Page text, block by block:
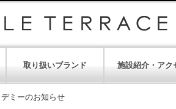
取り扱いブランド 施設紹介・アク
ミーのお知らせ